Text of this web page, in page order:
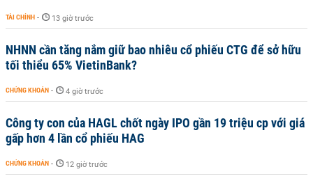
TÀI CHÍNH - 13 giờ trước
NHNN cần tăng nắm giữ bao nhiêu cổ phiếu CTG để sở hữu
tối thiểu 65% VietinBank?
CHỨNG KHOÁN - 4 giờ trước
Công ty con của HAGL chốt ngày IPO gần 19 triệu cp với giá
gấp hơn 4 lần cổ phiếu HAG
CHỨNG KHOÁN - 12 giờ trước